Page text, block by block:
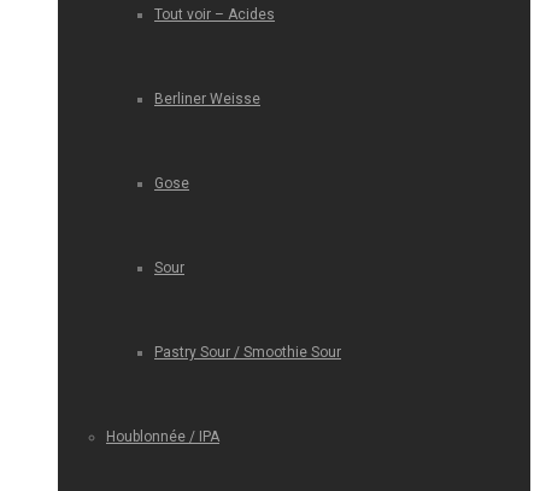
Tout voir – Acides
Berliner Weisse
Gose
Sour
Pastry Sour / Smoothie Sour
Houblonnée / IPA